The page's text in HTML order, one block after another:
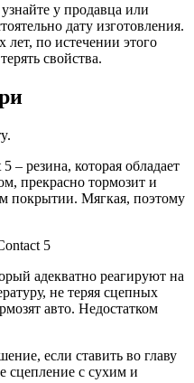
у продавца или
дату изготовления.
лет, по истечении этого
свойства.
– резина, которая обладает
прекрасно тормозит и
покрытии. Мягкая, поэтому
5
адекватно реагируют на
не теряя сцепных
авто. Недостатком
если ставить во главу
сцепление с сухим и